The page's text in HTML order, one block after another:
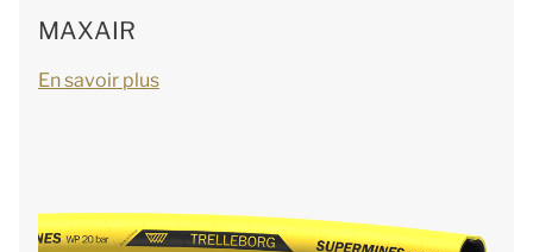
MAXAIR
En savoir plus